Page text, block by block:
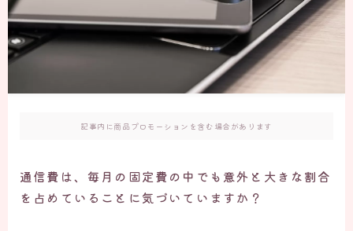
記事内に商品プロモーションを含む場合があります
通信費は、毎月の固定費の中でも意外と大きな割合
を占めていることに気づいていますか？